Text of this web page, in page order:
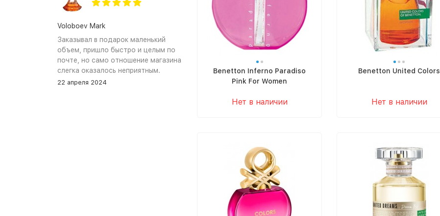
Benetton Inferno Paradiso
Pink For Women
Нет в наличии
Benetton United Colors
Нет в наличии
Voloboev Mark
Заказывал в подарок маленький
объем, пришло быстро и целым по
почте, но само отношение магазина
слегка оказалось неприятным.
Сначала обещали связться, но
22 апреля 2024